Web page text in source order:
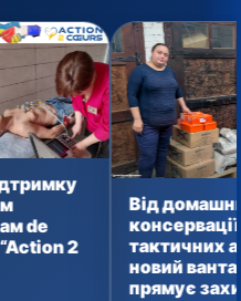
Від домашньої
консервації до
тактичних аптечок:
новий вантаж уже
прямує захисникам